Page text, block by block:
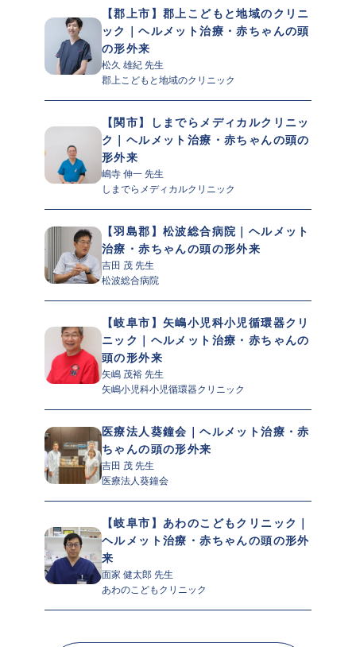
【郡上市】郡上こどもと地域のクリニ
ック｜ヘルメット治療・赤ちゃんの頭
の形外来
松久 雄紀 先生
郡上こどもと地域のクリニック
【関市】しまでらメディカルクリニッ
ク｜ヘルメット治療・赤ちゃんの頭の
形外来
嶋寺 伸一 先生
しまでらメディカルクリニック
【羽島郡】松波総合病院｜ヘルメット
治療・赤ちゃんの頭の形外来
吉田 茂 先生
松波総合病院
【岐阜市】矢嶋小児科小児循環器クリ
ニック｜ヘルメット治療・赤ちゃんの
頭の形外来
矢嶋 茂裕 先生
矢嶋小児科小児循環器クリニック
医療法人葵鐘会｜ヘルメット治療・赤
ちゃんの頭の形外来
吉田 茂 先生
医療法人葵鐘会
【岐阜市】あわのこどもクリニック｜
ヘルメット治療・赤ちゃんの頭の形外
来
面家 健太郎 先生
あわのこどもクリニック